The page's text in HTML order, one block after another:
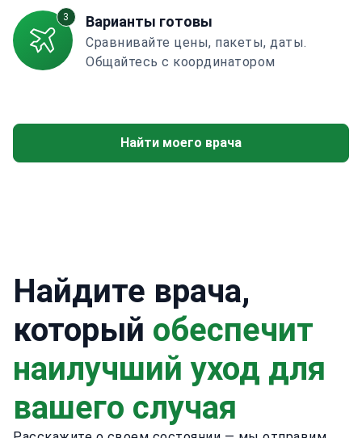
3 Варианты готовы
Сравнивайте цены, пакеты, даты.
Общайтесь с координатором
Найти моего врача
Найдите врача,
который обеспечит
наилучший уход для
вашего случая